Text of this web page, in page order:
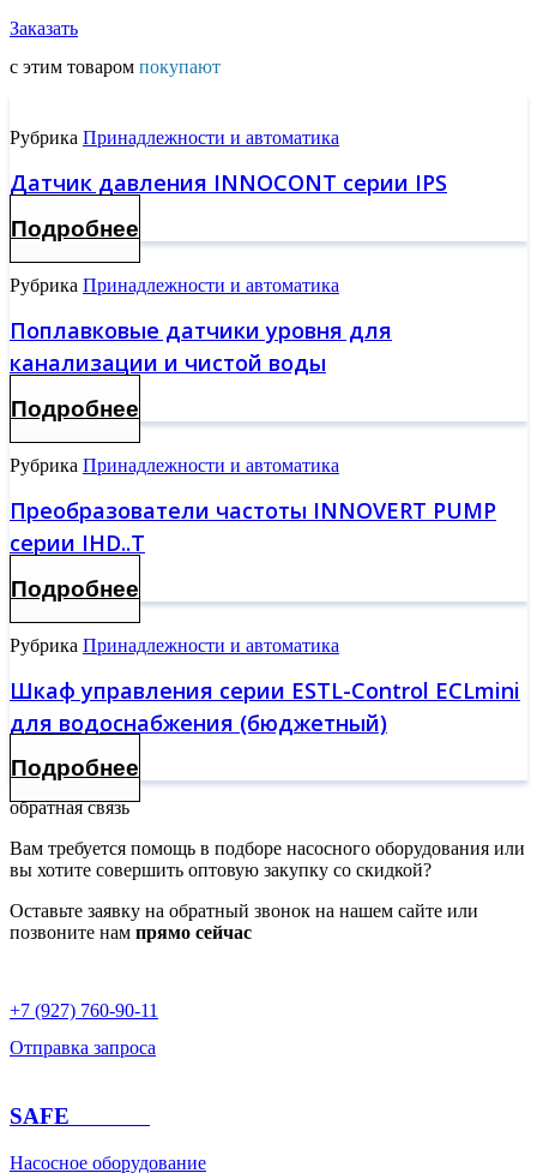
Заказать
с этим товаром покупают
Рубрика Принадлежности и автоматика
Датчик давления INNOCONT серии IPS
Подробнее
Рубрика Принадлежности и автоматика
Поплавковые датчики уровня для
канализации и чистой воды
Подробнее
Рубрика Принадлежности и автоматика
Преобразователи частоты INNOVERT PUMP
серии IHD..T
Подробнее
Рубрика Принадлежности и автоматика
Шкаф управления серии ESTL-Control ECLmini
для водоснабжения (бюджетный)
Подробнее
обратная связь
Вам требуется помощь в подборе насосного оборудования или
вы хотите совершить оптовую закупку со скидкой?
Оставьте заявку на обратный звонок на нашем сайте или
позвоните нам прямо сейчас
+7 (927) 760-90-11
Отправка запроса
SAFE
Насосное оборудование